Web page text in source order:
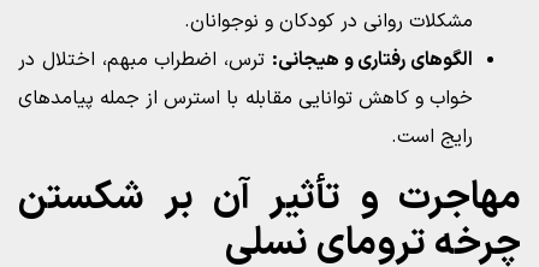
مشکلات روانی در کودکان و نوجوانان.
الگوهای رفتاری و هیجانی: ترس، اضطراب مبهم، اختلال در
خواب و کاهش توانایی مقابله با استرس از جمله پیامدهای
رایج است.
مهاجرت و تأثیر آن بر شکستن
چرخه ترومای نسلی